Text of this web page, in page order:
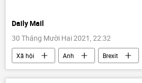
Daily Mail
30 Tháng Mười Hai 2021, 22:32
Xã hội Anh Brexit